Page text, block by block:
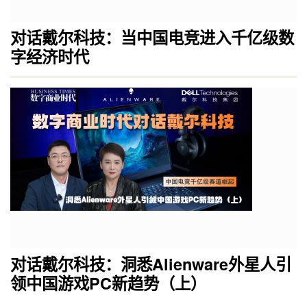
对话戴尔科技：当中国电竞进入千亿级数
字经济时代
对话戴尔科技：洞悉Alienware外星人引
领中国游戏PC新趋势（上）